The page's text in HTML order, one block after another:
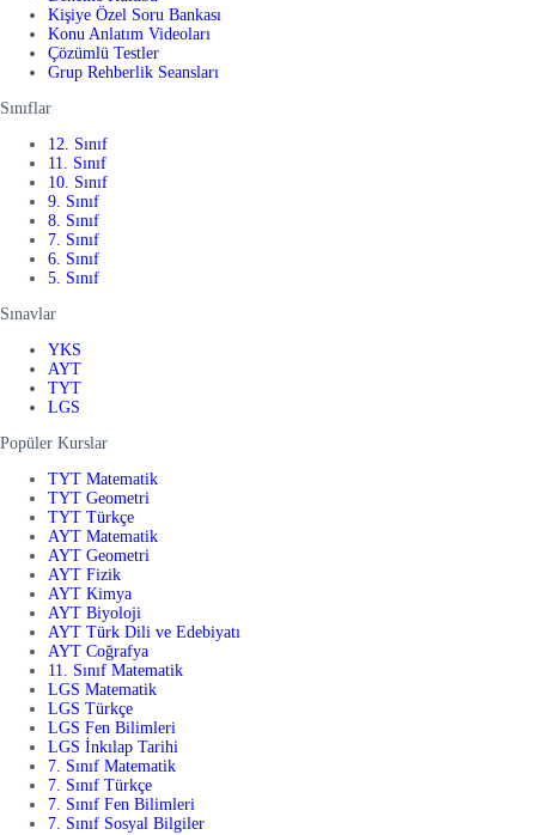
Kişiye Özel Soru Bankası
Konu Anlatım Videoları
Çözümlü Testler
Grup Rehberlik Seansları
Sınıflar
12. Sınıf
11. Sınıf
10. Sınıf
9. Sınıf
8. Sınıf
7. Sınıf
6. Sınıf
5. Sınıf
Sınavlar
YKS
AYT
TYT
LGS
Popüler Kurslar
TYT Matematik
TYT Geometri
TYT Türkçe
AYT Matematik
AYT Geometri
AYT Fizik
AYT Kimya
AYT Biyoloji
AYT Türk Dili ve Edebiyatı
AYT Coğrafya
11. Sınıf Matematik
LGS Matematik
LGS Türkçe
LGS Fen Bilimleri
LGS İnkılap Tarihi
7. Sınıf Matematik
7. Sınıf Türkçe
7. Sınıf Fen Bilimleri
7. Sınıf Sosyal Bilgiler